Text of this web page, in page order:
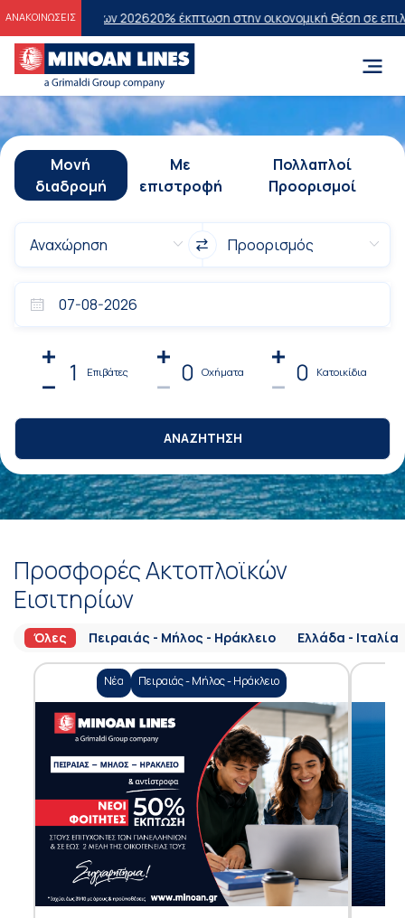
ΑΝΑΚΟΙΝΩΣΕΙΣ
202620% έκπτωση στην οικονομική θέση σε επιλεγμένα
Μονή
διαδρομή
Με
επιστροφή
Πολλαπλοί
Προορισμοί
1 Επιβάτες 0 Οχήματα 0 Κατοικίδια
ΑΝΑΖΗΤΗΣΗ
Προσφορές Ακτοπλοϊκών
Εισιτηρίων
Όλες Πειραιάς - Μήλος - Ηράκλειο Ελλάδα - Ιταλία
Νέα Πειραιάς - Μήλος - Ηράκλειο